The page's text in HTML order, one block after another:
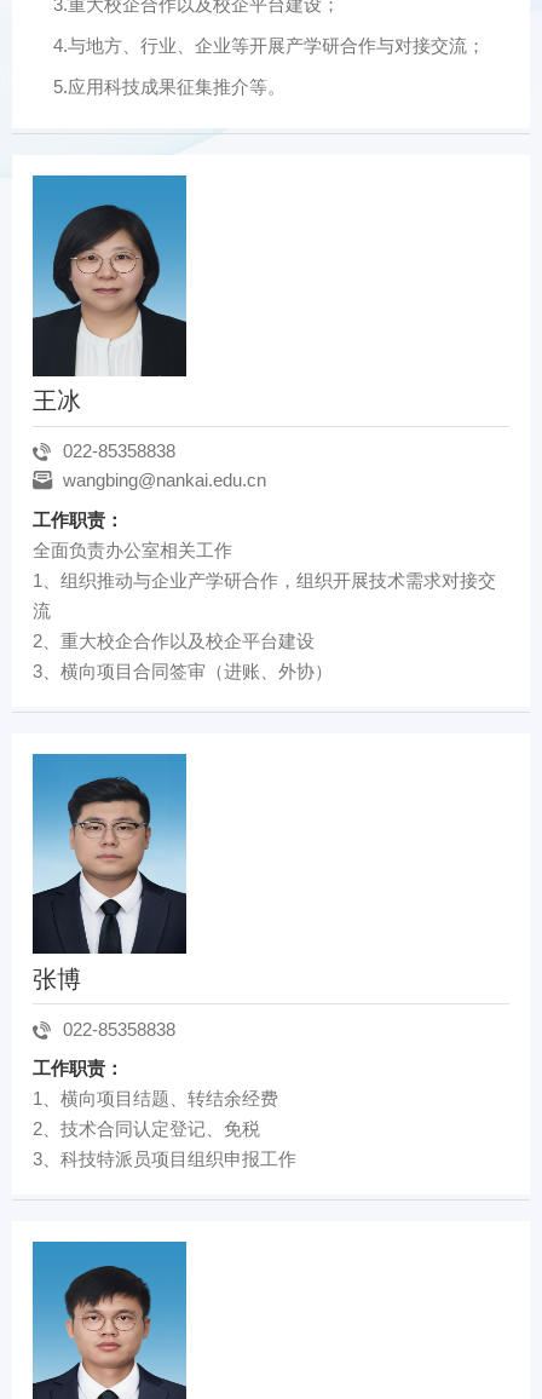
3.重大校企合作以及校企平台建设；
4.与地方、行业、企业等开展产学研合作与对接交流；
5.应用科技成果征集推介等。
王冰
022-85358838
wangbing@nankai.edu.cn
工作职责：
全面负责办公室相关工作
1、组织推动与企业产学研合作，组织开展技术需求对接交
流
2、重大校企合作以及校企平台建设
3、横向项目合同签审（进账、外协）
张博
022-85358838
工作职责：
1、横向项目结题、转结余经费
2、技术合同认定登记、免税
3、科技特派员项目组织申报工作